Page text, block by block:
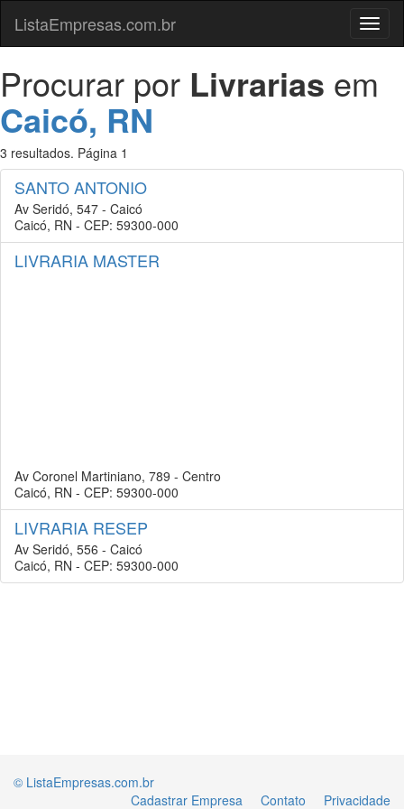
Menu
ListaEmpresas.com.br
Procurar por Livrarias em
Caicó, RN
3 resultados. Página 1
SANTO ANTONIO
Av Seridó, 547 - Caicó
Caicó, RN - CEP: 59300-000
LIVRARIA MASTER
Av Coronel Martiniano, 789 - Centro
Caicó, RN - CEP: 59300-000
LIVRARIA RESEP
Av Seridó, 556 - Caicó
Caicó, RN - CEP: 59300-000
© ListaEmpresas.com.br
Cadastrar Empresa
Contato Privacidade